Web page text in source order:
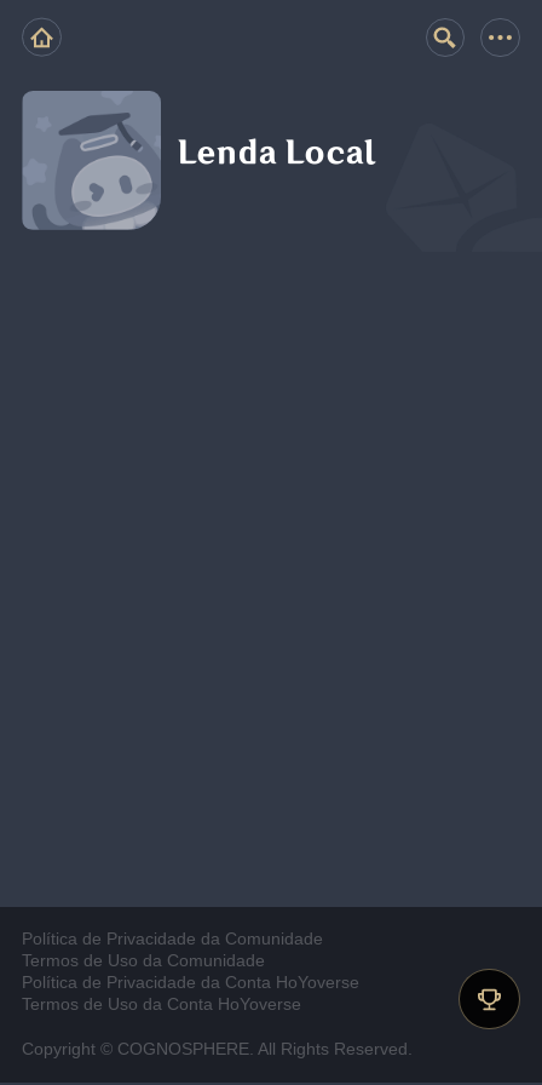
Lenda Local
Política de Privacidade da Comunidade
Termos de Uso da Comunidade
Política de Privacidade da Conta HoYoverse
Termos de Uso da Conta HoYoverse
Copyright © COGNOSPHERE. All Rights Reserved.